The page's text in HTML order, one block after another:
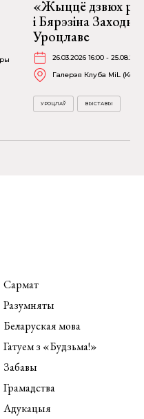
«Жыццё дзвюх
і Бярэзіна
Уроцлаве
26.03.2026 16:00 -
Галерэя Клуба MiL
УРОЦЛАЎ ВЫСТАВЫ
Сармат
Разумняты
Беларуская мова
Гатуем з «Будзьма!»
Забавы
Грамадства
Адукацыя